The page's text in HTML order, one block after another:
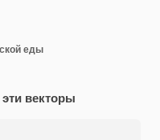
еды
векторы